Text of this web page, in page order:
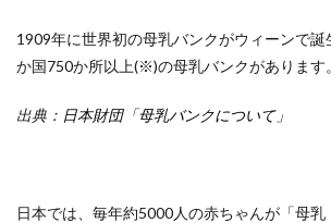
1909年に世界初の母乳バンクがウィーンで
か国750か所以上(※)の⺟乳バンクがあります。
出典： 日本財団「母乳バンクについて」
日本では、毎年約5000人の赤ちゃんが「母乳